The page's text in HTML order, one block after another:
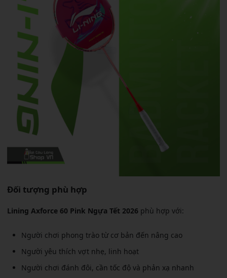
Đối tượng phù hợp
Lining Axforce 60 Pink Ngựa Tết 2026 phù hợp với:
Người chơi phong trào từ cơ bản đến nâng cao
Người yêu thích vợt nhẹ, linh hoạt
Người chơi đánh đôi, cần tốc độ và phản xạ nhanh